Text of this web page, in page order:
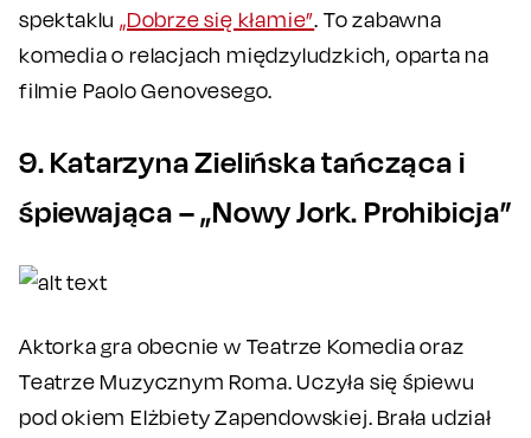
spektaklu„Dobrze się kłamie”. To zabawna
komedia o relacjach międzyludzkich, oparta na
filmie Paolo Genovesego.
9. Katarzyna Zielińska tańcząca i
śpiewająca – „Nowy Jork. Prohibicja”
Aktorka gra obecnie w Teatrze Komedia oraz
Teatrze Muzycznym Roma. Uczyła się śpiewu
pod okiem Elżbiety Zapendowskiej. Brała udział